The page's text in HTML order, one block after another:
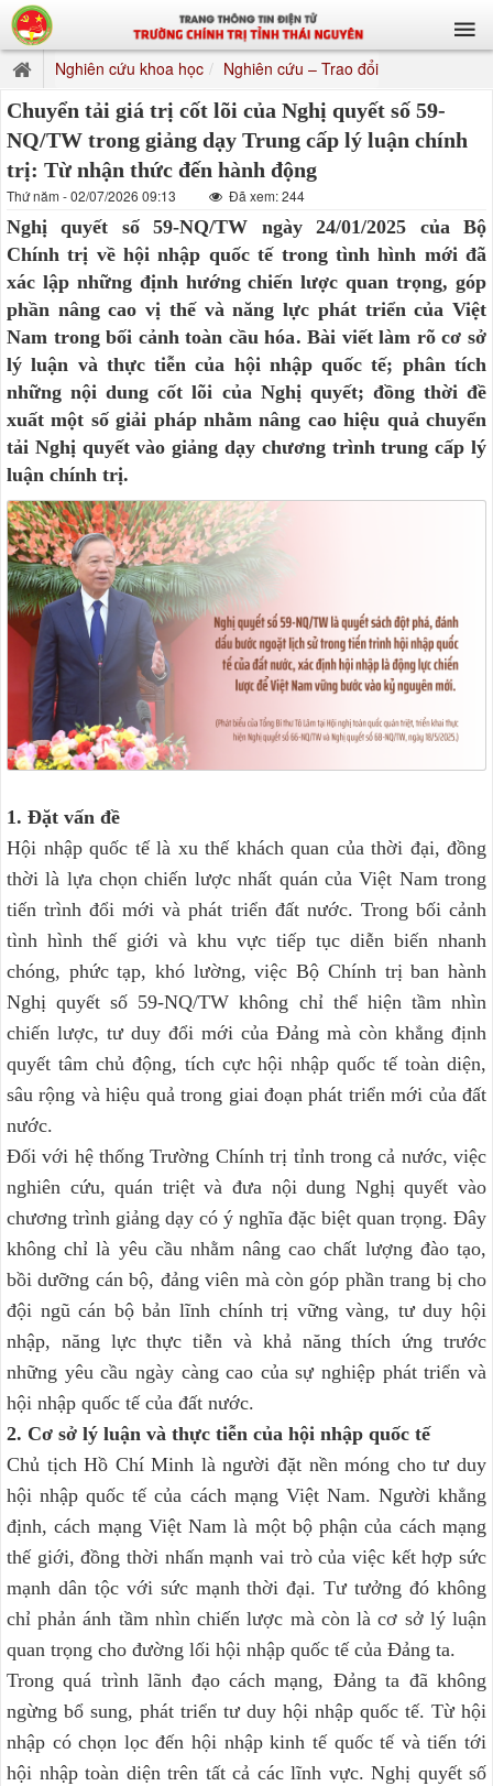
Nghiên cứu khoa học Nghiên cứu – Trao đổi
Chuyển tải giá trị cốt lõi của Nghị quyết số 59-
NQ/TW trong giảng dạy Trung cấp lý luận chính
trị: Từ nhận thức đến hành động
Thứ năm - 02/07/2026 09:13 Đã xem: 244
Nghị quyết số 59-NQ/TW ngày 24/01/2025 của Bộ
Chính trị về hội nhập quốc tế trong tình hình mới đã
xác lập những định hướng chiến lược quan trọng, góp
phần nâng cao vị thế và năng lực phát triển của Việt
Nam trong bối cảnh toàn cầu hóa. Bài viết làm rõ cơ sở
lý luận và thực tiễn của hội nhập quốc tế; phân tích
những nội dung cốt lõi của Nghị quyết; đồng thời đề
xuất một số giải pháp nhằm nâng cao hiệu quả chuyển
tải Nghị quyết vào giảng dạy chương trình trung cấp lý
luận chính trị.
1. Đặt vấn đề
Hội nhập quốc tế là xu thế khách quan của thời đại, đồng
thời là lựa chọn chiến lược nhất quán của Việt Nam trong
tiến trình đổi mới và phát triển đất nước. Trong bối cảnh
tình hình thế giới và khu vực tiếp tục diễn biến nhanh
chóng, phức tạp, khó lường, việc Bộ Chính trị ban hành
Nghị quyết số 59-NQ/TW không chỉ thể hiện tầm nhìn
chiến lược, tư duy đổi mới của Đảng mà còn khẳng định
quyết tâm chủ động, tích cực hội nhập quốc tế toàn diện,
sâu rộng và hiệu quả trong giai đoạn phát triển mới của đất
nước.
Đối với hệ thống Trường Chính trị tỉnh trong cả nước, việc
nghiên cứu, quán triệt và đưa nội dung Nghị quyết vào
chương trình giảng dạy có ý nghĩa đặc biệt quan trọng. Đây
không chỉ là yêu cầu nhằm nâng cao chất lượng đào tạo,
bồi dưỡng cán bộ, đảng viên mà còn góp phần trang bị cho
đội ngũ cán bộ bản lĩnh chính trị vững vàng, tư duy hội
nhập, năng lực thực tiễn và khả năng thích ứng trước
những yêu cầu ngày càng cao của sự nghiệp phát triển và
hội nhập quốc tế của đất nước.
2. Cơ sở lý luận và thực tiễn của hội nhập quốc tế
Chủ tịch Hồ Chí Minh là người đặt nền móng cho tư duy
hội nhập quốc tế của cách mạng Việt Nam. Người khẳng
định, cách mạng Việt Nam là một bộ phận của cách mạng
thế giới, đồng thời nhấn mạnh vai trò của việc kết hợp sức
mạnh dân tộc với sức mạnh thời đại. Tư tưởng đó không
chỉ phản ánh tầm nhìn chiến lược mà còn là cơ sở lý luận
quan trọng cho đường lối hội nhập quốc tế của Đảng ta.
Trong quá trình lãnh đạo cách mạng, Đảng ta đã không
ngừng bổ sung, phát triển tư duy hội nhập quốc tế. Từ hội
nhập có chọn lọc đến hội nhập kinh tế quốc tế và tiến tới
hội nhập toàn diện trên tất cả các lĩnh vực. Nghị quyết số